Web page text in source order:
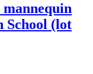
School (lot